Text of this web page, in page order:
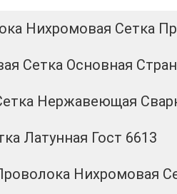
Нихромовая Сетка
Сетка Основная
Нержавеющая
Латунная Гост 6613
Нихромовая